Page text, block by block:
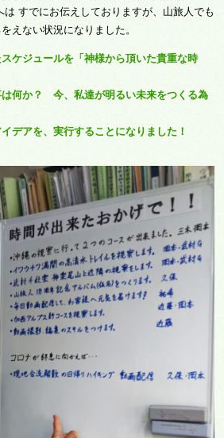
は すでにお伝えしておりますが、山旅人でも
えない状況になりました。
ケジュールを「神様から頂いた貴重な時
何か？ 今、私達が明るい未来をつくる為
デアを、実行することになりました！